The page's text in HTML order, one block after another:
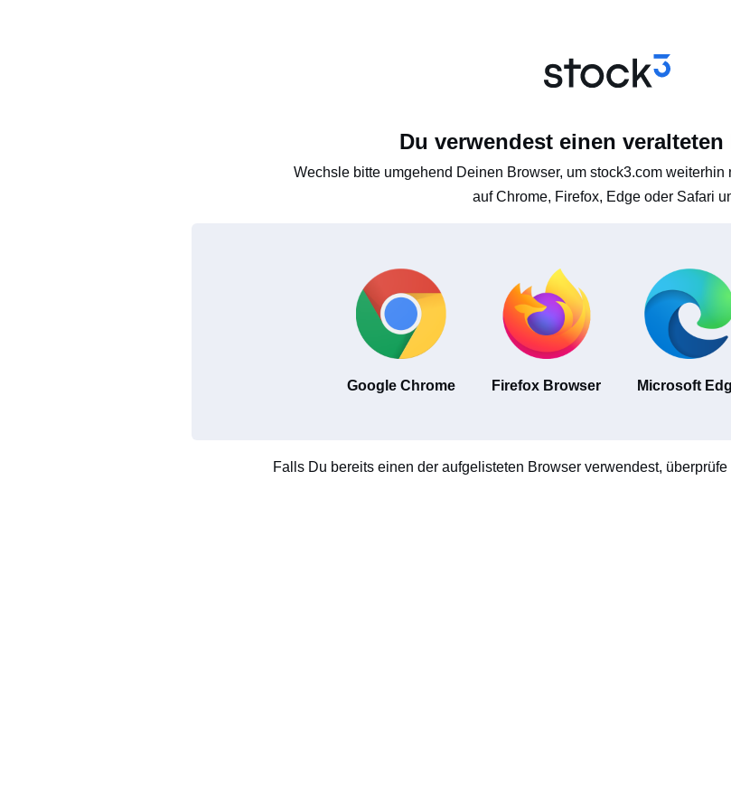
Du verwendest einen veralteten
Wechsle bitte umgehend Deinen Browser, um stock3.com
auf Chrome, Firefox, Edge oder Safari
Google Chrome Firefox Browser Microsoft
Falls Du bereits einen der aufgelisteten Browser verwendest,